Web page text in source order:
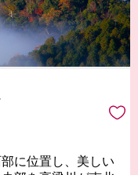
に位置し、美しい